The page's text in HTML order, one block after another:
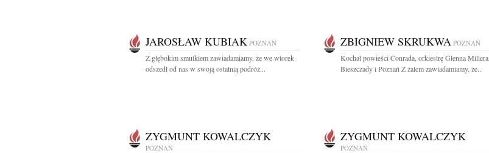
JAROSŁAW KUBIAK POZNAŃ
Z głębokim smutkiem zawiadamiamy, że we wtorek
odszedł od nas w swoją ostatnią podróż...
ZBIGNIEW SKRUKWA POZNAŃ
Kochał powieści Conrada, orkiestrę Glenna Millera,
Bieszczady i Poznań Z żalem zawiadamiamy, że...
ZYGMUNT KOWALCZYK
POZNAŃ
ZYGMUNT KOWALCZYK
POZNAŃ